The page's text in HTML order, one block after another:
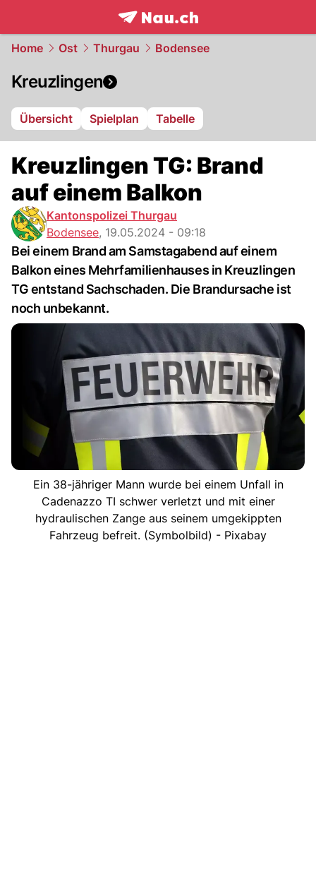
frontpage.NAU.ch
Home Ost Thurgau Bodensee
Kreuzlingen
Übersicht Spielplan Tabelle
Kreuzlingen TG: Brand
auf einem Balkon
Kantonspolizei Thurgau
Bodensee, 19.05.2024 - 09:18
Bei einem Brand am Samstagabend auf einem
Balkon eines Mehrfamilienhauses in Kreuzlingen
TG entstand Sachschaden. Die Brandursache ist
noch unbekannt.
Ein 38-jähriger Mann wurde bei einem Unfall in
Cadenazzo TI schwer verletzt und mit einer
hydraulischen Zange aus seinem umgekippten
Fahrzeug befreit. (Symbolbild) - Pixabay